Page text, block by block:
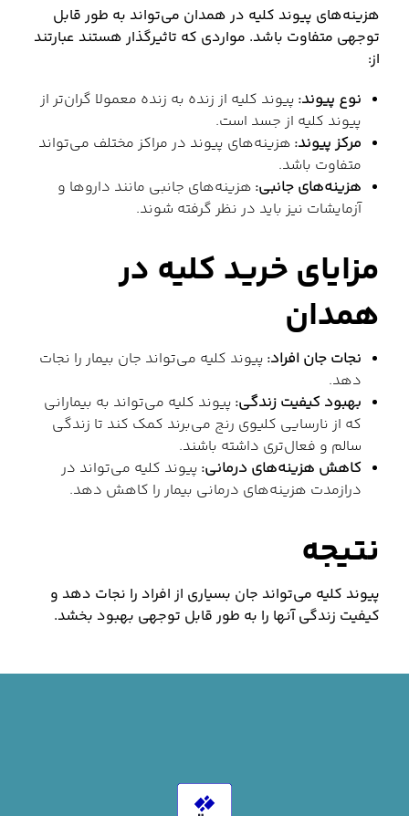
هزینه‌های پیوند کلیه در همدان می‌تواند به طور قابل
توجهی متفاوت باشد. مواردی که تاثیرگذار هستند عبارتند
از:
نوع پیوند: پیوند کلیه از زنده به زنده معمولا گران‌تر از
پیوند کلیه از جسد است.
مرکز پیوند: هزینه‌های پیوند در مراکز مختلف می‌تواند
متفاوت باشد.
هزینه‌های جانبی: هزینه‌های جانبی مانند داروها و
آزمایشات نیز باید در نظر گرفته شوند.
مزایای خرید کلیه در
همدان
نجات جان افراد: پیوند کلیه می‌تواند جان بیمار را نجات
دهد.
بهبود کیفیت زندگی: پیوند کلیه می‌تواند به بیمارانی
که از نارسایی کلیوی رنج می‌برند کمک کند تا زندگی
سالم و فعال‌تری داشته باشند.
کاهش هزینه‌های درمانی: پیوند کلیه می‌تواند در
درازمدت هزینه‌های درمانی بیمار را کاهش دهد.
نتیجه
پیوند کلیه می‌تواند جان بسیاری از افراد را نجات دهد و
کیفیت زندگی آنها را به طور قابل توجهی بهبود بخشد.